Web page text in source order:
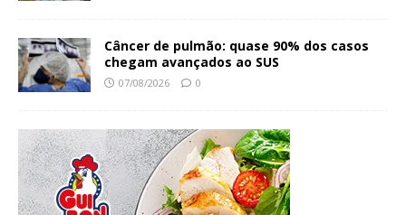
Câncer de pulmão: quase 90% dos casos
chegam avançados ao SUS
07/08/2026 0